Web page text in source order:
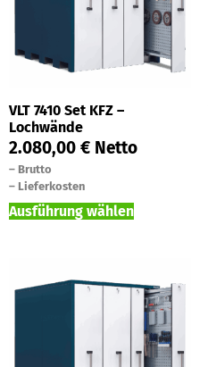
VLT 7410 Set KFZ –
Lochwände
2.080,00 € Netto
– Brutto
– Lieferkosten
Ausführung wählen